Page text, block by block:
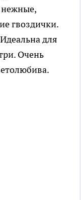
нежные,
гвоздички.
для
Очень